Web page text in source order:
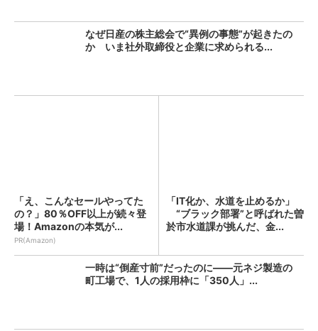
なぜ日産の株主総会で“異例の事態”が起きたの
か いま社外取締役と企業に求められる...
「え、こんなセールやってた
の？」80％OFF以上が続々登
場！Amazonの本気が...
PR(Amazon)
「IT化か、水道を止めるか」
“ブラック部署”と呼ばれた曽
於市水道課が挑んだ、金...
一時は“倒産寸前”だったのに――元ネジ製造の
町工場で、1人の採用枠に「350人」...